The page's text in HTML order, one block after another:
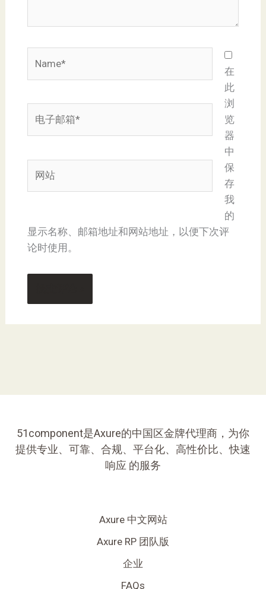
箱
站
在
此
浏
览
器
中
保
存
我
的
显示名称、邮箱地址和网站地址，以便下次评
论时使用。
51component是Axure的中国区金牌代理商，为你
提供专业、可靠、合规、平台化、高性价比、快速
响应 的服务
Axure 中文网站
Axure RP 团队版
企业
FAQs